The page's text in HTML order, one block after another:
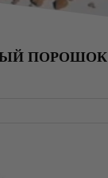
ПОРОШОК